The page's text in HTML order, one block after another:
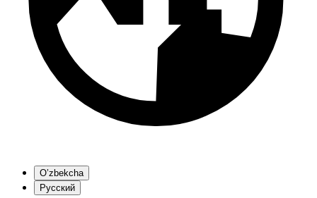
O’zbekcha
Русский